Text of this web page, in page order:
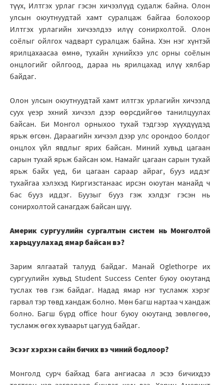
түүх, Илтгэх урлаг гэсэн хичээлүүд судалж байна. Олон
улсын оюутнуудтай хамт суралцаж байгаа болохоор
Илтгэх урлагийн хичээлдээ илүү сонирхолтой. Олон
соёлыг ойлгох чадварт суралцаж байна. Хэн нэг хүнтэй
ярилцахаасаа өмнө, тухайн хүнийхээ улс орны соёлын
онцлогийг ойлгоод, дараа нь ярилцахад илүү хялбар
байдаг.
Олон улсын оюутнуудтай хамт илтгэх урлагийн хичээлд
суух үеэр эхний хичээл дээр өөрсдийгөө танилцуулах
байсан. Би Монгол орныхоо тухай тэдгээр хүүхдүүдэд
ярьж өгсөн. Дараагийн хичээл дээр улс орондоо болдог
онцлох үйл явдлыг ярих байсан. Миний хувьд цагаан
сарын тухай ярьж байсан юм. Намайг цагаан сарын тухай
ярьж байх үед, би цагаан сараар айраг, бууз иддэг
тухайгаа хэлэхэд Киргизстанаас ирсэн оюутан манайд ч
бас бууз иддэг. Буузыг бууз гэж хэлдэг гэсэн нь
сонирхолтой санагдаж байсан шүү.
Америк сургуулийн сургалтын систем нь Монголтой
харьцуулахад ямар байсан вэ?
Зарим ялгаатай талууд байдаг. Манай Oglethorpe их
сургуулийн хувьд Student Success Center буюу оюутанд
туслах төв гэж байдаг. Надад ямар нэг тусламж хэрэг
гарвал тэр төвд хандаж болно. Мөн багш нартаа ч хандаж
болно. Багш бүрд office hour буюу оюутанд зөвлөгөө,
тусламж өгөх хуваарьт цагууд байдаг.
Эсээг хэрхэн сайн бичих вэ чиний бодлоор?
Монголд сурч байхад бага ангиасаа л эсээ бичихдээ